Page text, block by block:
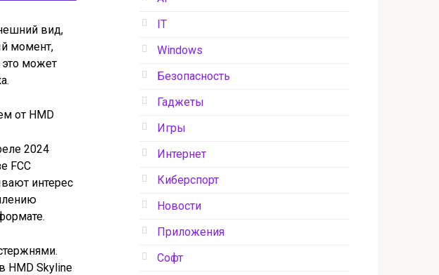
вид,
момент,
это может
2024
FCC
интерес
HMD Skyline
IT
Windows
Безопасность
Гаджеты
Игры
Интернет
Киберспорт
Новости
Приложения
Софт